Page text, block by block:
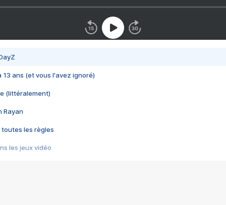
13 ans (et vous l'avez ignoré)
(littéralement)
Rayan
toutes les règles
les jeux vidéo